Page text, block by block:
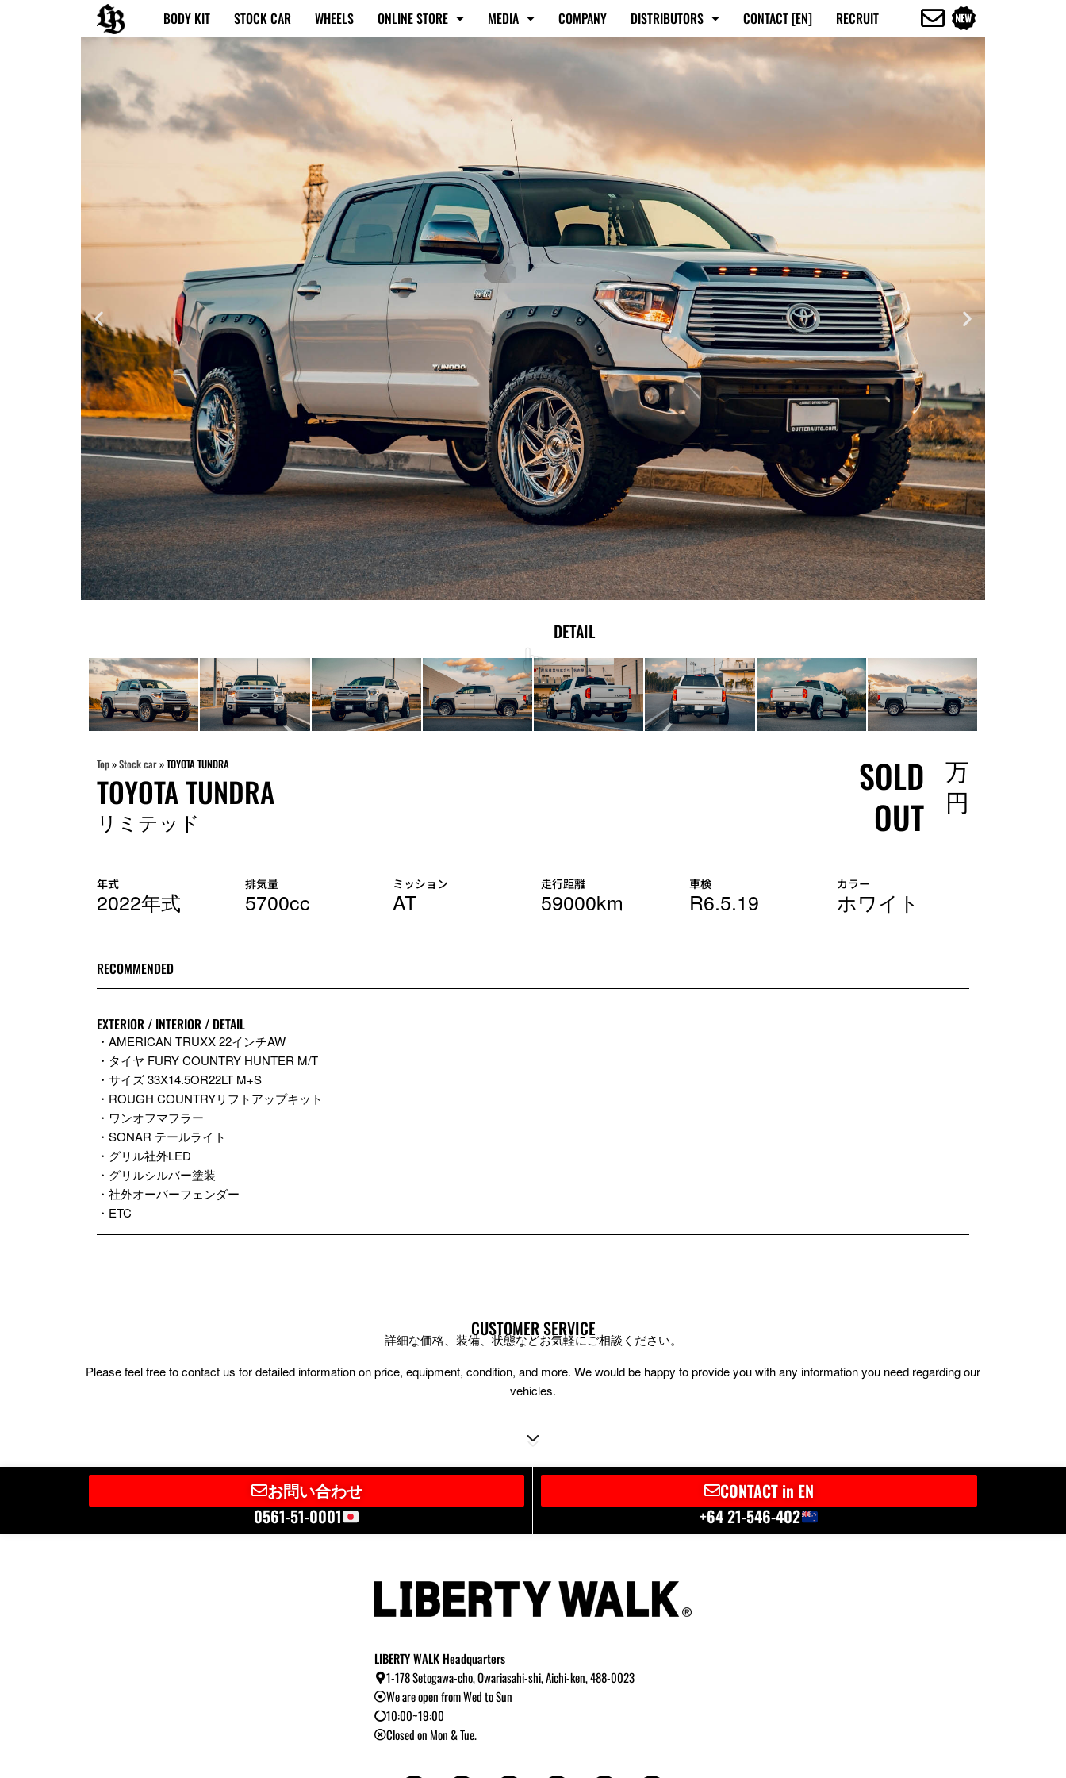
BODY KIT STOCK CAR WHEELS ONLINE STORE MEDIA COMPANY DISTRIBUTORS CONTACT [EN] RECRUIT
DETAIL
Top»Stock car»TOYOTA TUNDRA
TOYOTA TUNDRA
リミテッド
SOLD
OUT
万
円
年式
2022年式
排気量
5700cc
ミッション
AT
走行距離
59000km
車検
R6.5.19
カラー
ホワイト
RECOMMENDED
EXTERIOR / INTERIOR / DETAIL
・AMERICAN TRUXX 22インチAW
・タイヤ FURY COUNTRY HUNTER M/T
・サイズ 33X14.5OR22LT M+S
・ROUGH COUNTRYリフトアップキット
・ワンオフマフラー
・SONAR テールライト
・グリル社外LED
・グリルシルバー塗装
・社外オーバーフェンダー
・ETC
CUSTOMER SERVICE
詳細な価格、装備、状態などお気軽にご相談ください。
Please feel free to contact us for detailed information on price, equipment, condition, and more. We would be happy to provide you with any information you need regarding our
vehicles.
お問い合わせ
0561-51-0001
CONTACT in EN
+64 21-546-402
LIBERTY WALK Headquarters
1-178 Setogawa-cho, Owariasahi-shi, Aichi-ken, 488-0023
We are open from Wed to Sun
10:00~19:00
Closed on Mon & Tue.